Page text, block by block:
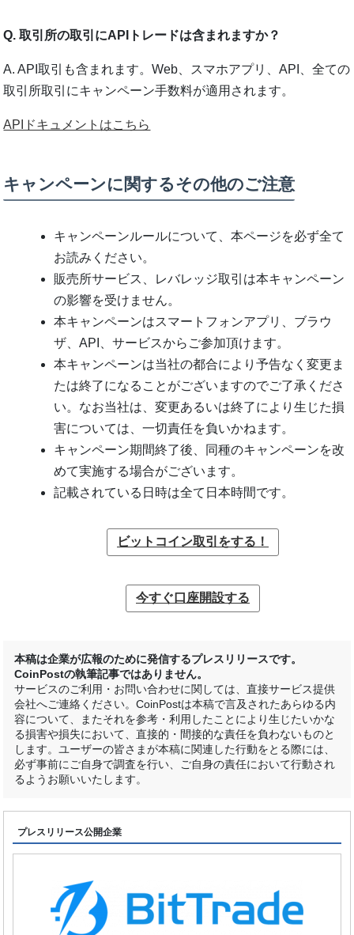
Q. 取引所の取引にAPIトレードは含まれますか？
A. API取引も含まれます。Web、スマホアプリ、API、全ての
取引所取引にキャンペーン手数料が適用されます。
APIドキュメントはこちら
キャンペーンに関するその他のご注意
キャンペーンルールについて、本ページを必ず全て
お読みください。
販売所サービス、レバレッジ取引は本キャンペーン
の影響を受けません。
本キャンペーンはスマートフォンアプリ、ブラウ
ザ、API、サービスからご参加頂けます。
本キャンペーンは当社の都合により予告なく変更ま
たは終了になることがございますのでご了承くださ
い。なお当社は、変更あるいは終了により生じた損
害については、一切責任を負いかねます。
キャンペーン期間終了後、同種のキャンペーンを改
めて実施する場合がございます。
記載されている日時は全て日本時間です。
ビットコイン取引をする！
今すぐ口座開設する
本稿は企業が広報のために発信するプレスリリースです。
CoinPostの執筆記事ではありません。
サービスのご利用・お問い合わせに関しては、直接サービス提供
会社へご連絡ください。CoinPostは本稿で言及されたあらゆる内
容について、またそれを参考・利用したことにより生じたいかな
る損害や損失において、直接的・間接的な責任を負わないものと
します。ユーザーの皆さまが本稿に関連した行動をとる際には、
必ず事前にご自身で調査を行い、ご自身の責任において行動され
るようお願いいたします。
プレスリリース公開企業